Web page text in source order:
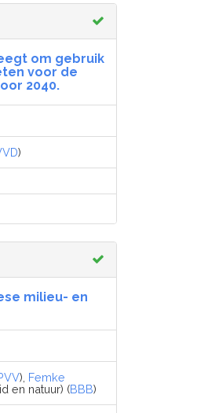
om gebruik
voor de
2040.
)
milieu- en
), Femke
en natuur) (BBB)